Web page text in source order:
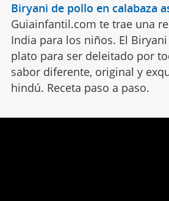
Biryani de pollo en calabaza
Guiainfantil.com te trae una
India para los niños. El
plato para ser deleitado por
sabor diferente, original y
hindú. Receta paso a paso.